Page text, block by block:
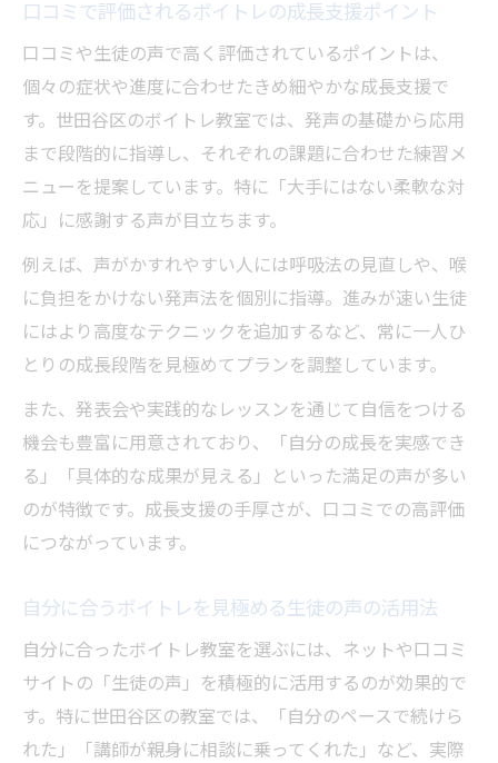
口コミで評価されるボイトレの成長支援ポイント
口コミや生徒の声で高く評価されているポイントは、
個々の症状や進度に合わせたきめ細やかな成長支援で
す。世田谷区のボイトレ教室では、発声の基礎から応用
まで段階的に指導し、それぞれの課題に合わせた練習メ
ニューを提案しています。特に「大手にはない柔軟な対
応」に感謝する声が目立ちます。
例えば、声がかすれやすい人には呼吸法の見直しや、喉
に負担をかけない発声法を個別に指導。進みが速い生徒
にはより高度なテクニックを追加するなど、常に一人ひ
とりの成長段階を見極めてプランを調整しています。
また、発表会や実践的なレッスンを通じて自信をつける
機会も豊富に用意されており、「自分の成長を実感でき
る」「具体的な成果が見える」といった満足の声が多い
のが特徴です。成長支援の手厚さが、口コミでの高評価
につながっています。
自分に合うボイトレを見極める生徒の声の活用法
自分に合ったボイトレ教室を選ぶには、ネットや口コミ
サイトの「生徒の声」を積極的に活用するのが効果的で
す。特に世田谷区の教室では、「自分のペースで続けら
れた」「講師が親身に相談に乗ってくれた」など、実際